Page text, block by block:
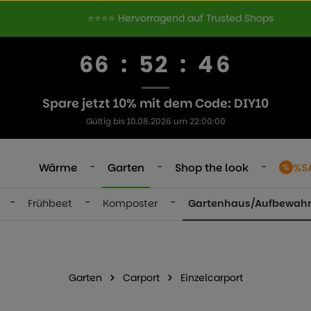
⭐⭐⭐⭐ Hervorragend auf Trusted Shops
66 : 52 : 45
Spare jetzt 10% mit dem Code: DIY10
Gültig bis 10.08.2026 um 22:00:00
Wärme - Garten - Shop the look -
- Frühbeet - Komposter - Gartenhaus/
Garten Carport Einzelcarport